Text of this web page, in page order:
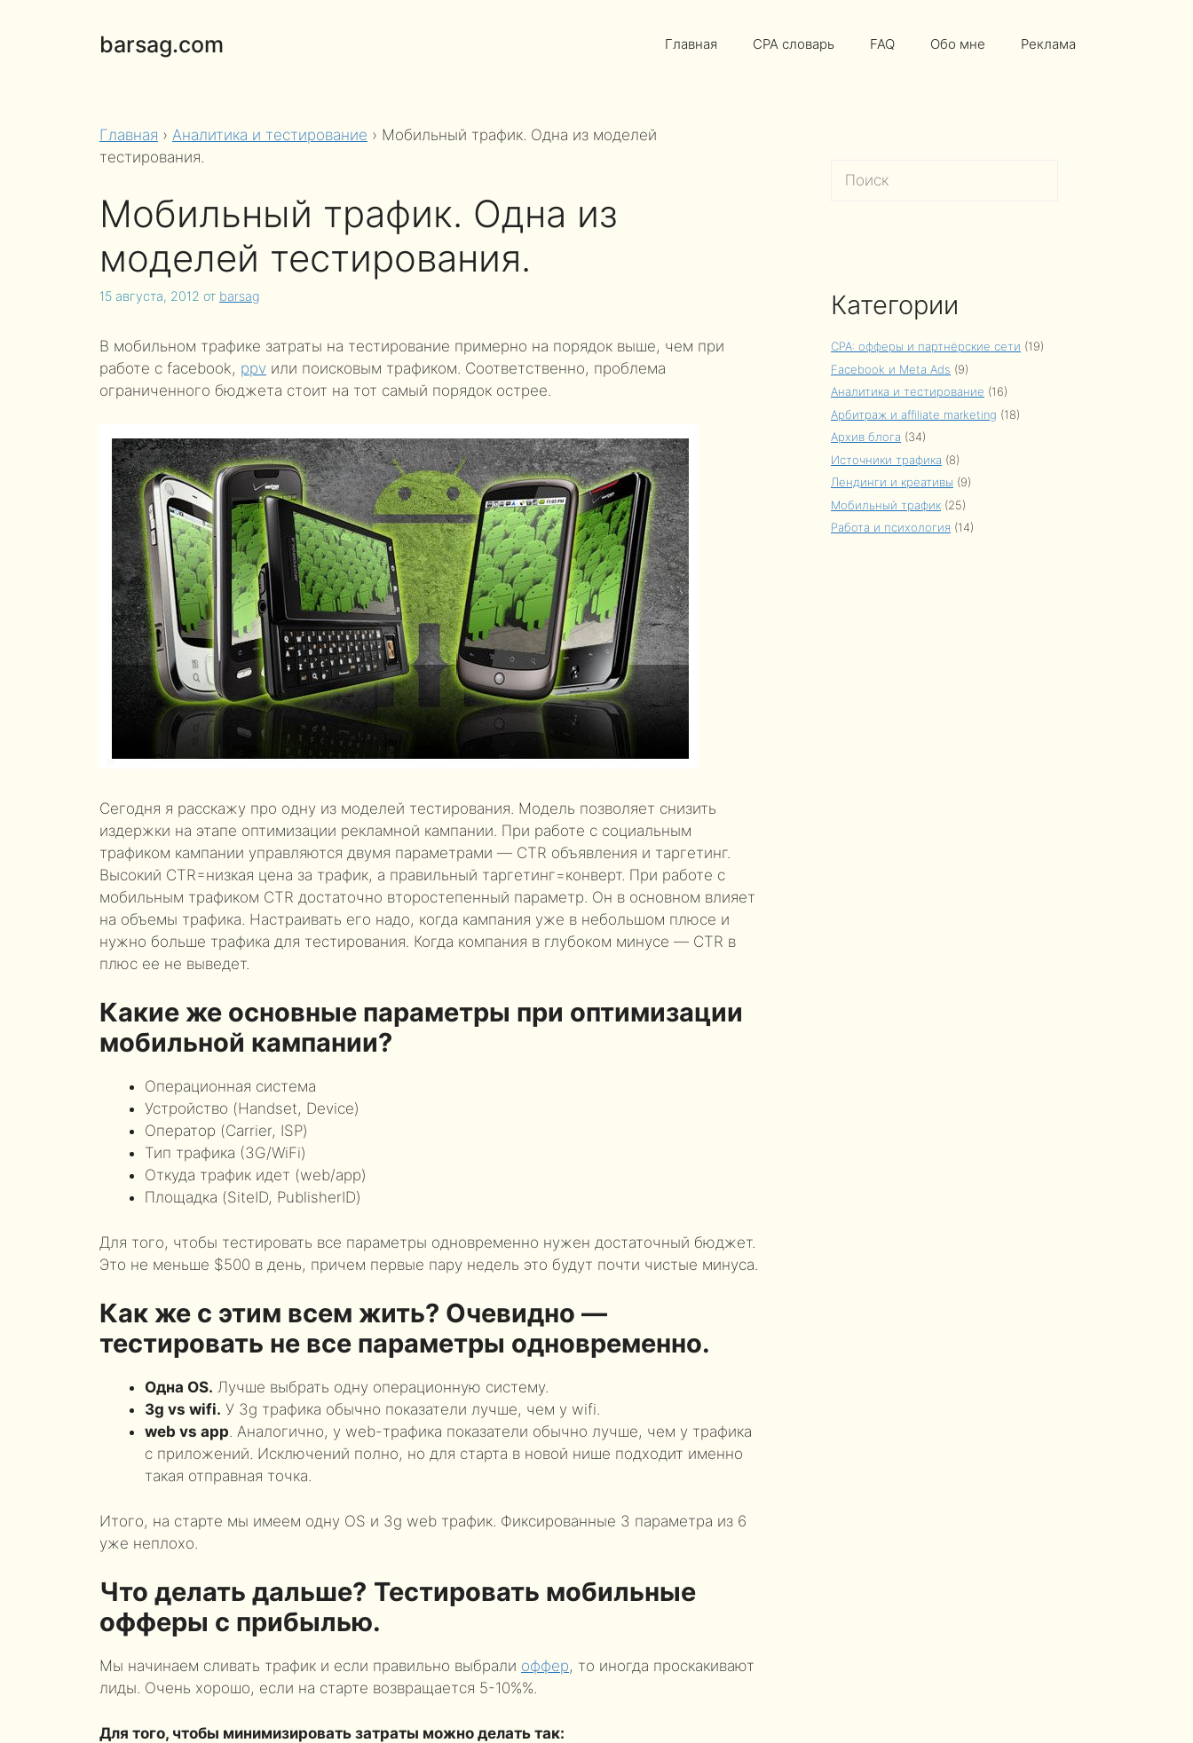
содержимомуbarsag.com Главная CPA словарь FAQ Обо мне Реклама
Главная › Аналитика и тестирование › Мобильный трафик. Одна из моделей
тестирования.
Мобильный трафик. Одна из
моделей тестирования.
15 августа, 2012 от barsag
В мобильном трафике затраты на тестирование примерно на порядок выше, чем при
работе с facebook, ppv или поисковым трафиком. Соответственно, проблема
ограниченного бюджета стоит на тот самый порядок острее.
Сегодня я расскажу про одну из моделей тестирования. Модель позволяет снизить
издержки на этапе оптимизации рекламной кампании. При работе с социальным
трафиком кампании управляются двумя параметрами — CTR объявления и таргетинг.
Высокий CTR=низкая цена за трафик, а правильный таргетинг=конверт. При работе с
мобильным трафиком CTR достаточно второстепенный параметр. Он в основном влияет
на объемы трафика. Настраивать его надо, когда кампания уже в небольшом плюсе и
нужно больше трафика для тестирования. Когда компания в глубоком минусе — CTR в
плюс ее не выведет.
Какие же основные параметры при оптимизации
мобильной кампании?
Операционная система
Устройство (Handset, Device)
Оператор (Carrier, ISP)
Тип трафика (3G/WiFi)
Откуда трафик идет (web/app)
Площадка (SiteID, PublisherID)
Для того, чтобы тестировать все параметры одновременно нужен достаточный бюджет.
Это не меньше $500 в день, причем первые пару недель это будут почти чистые минуса.
Как же с этим всем жить? Очевидно —
тестировать не все параметры одновременно.
Одна OS. Лучше выбрать одну операционную систему.
3g vs wifi. У 3g трафика обычно показатели лучше, чем у wifi.
web vs app. Аналогично, у web-трафика показатели обычно лучше, чем у трафика
с приложений. Исключений полно, но для старта в новой нише подходит именно
такая отправная точка.
Итого, на старте мы имеем одну OS и 3g web трафик. Фиксированные 3 параметра из 6
уже неплохо.
Что делать дальше? Тестировать мобильные
офферы с прибылью.
Мы начинаем сливать трафик и если правильно выбрали оффер, то иногда проскакивают
лиды. Очень хорошо, если на старте возвращается 5-10%%.
Для того, чтобы минимизировать затраты можно делать так:
Поиск
Категории
CPA: офферы и партнёрские сети (19)
Facebook и Meta Ads (9)
Аналитика и тестирование (16)
Арбитраж и affiliate marketing (18)
Архив блога (34)
Источники трафика (8)
Лендинги и креативы (9)
Мобильный трафик (25)
Работа и психология (14)